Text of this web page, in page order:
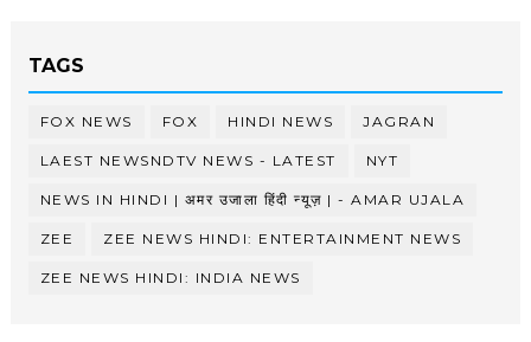
TAGS
FOX NEWS FOX HINDI NEWS JAGRAN
LAEST NEWSNDTV NEWS - LATEST NYT
NEWS IN HINDI | अमर उजाला हिंदी न्यूज़ | - AMAR UJALA
ZEE ZEE NEWS HINDI: ENTERTAINMENT NEWS
ZEE NEWS HINDI: INDIA NEWS